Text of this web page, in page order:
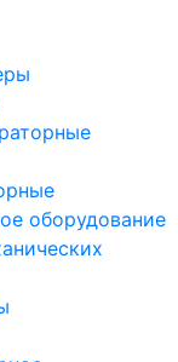
оборудование